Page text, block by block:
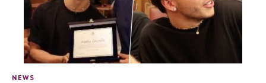
NEWS